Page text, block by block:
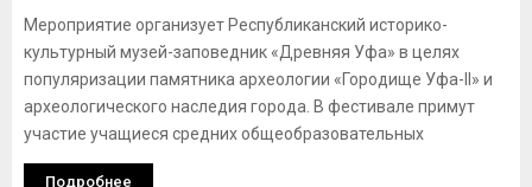
Мероприятие организует Республиканский историко-
культурный музей-заповедник «Древняя Уфа» в целях
популяризации памятника археологии «Городище Уфа-II» и
археологического наследия города. В фестивале примут
участие учащиеся средних общеобразовательных
Подробнее